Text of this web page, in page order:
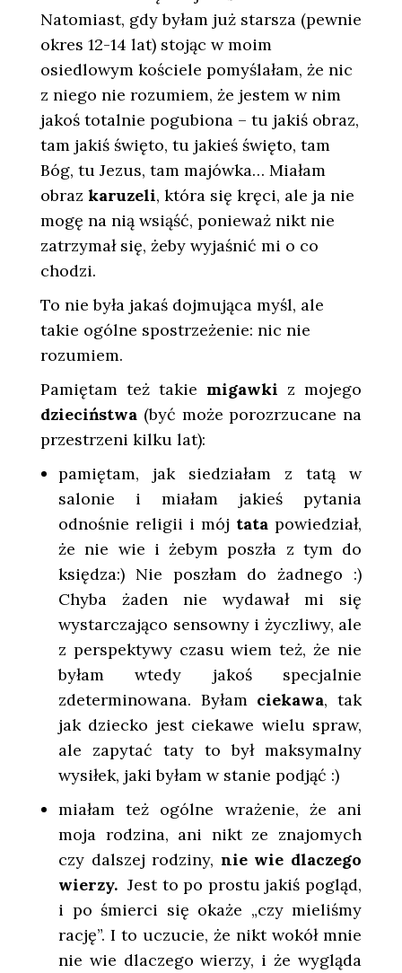
Natomiast, gdy byłam już starsza (pewnie
okres 12-14 lat) stojąc w moim
osiedlowym kościele pomyślałam, że nic
z niego nie rozumiem, że jestem w nim
jakoś totalnie pogubiona – tu jakiś obraz,
tam jakiś święto, tu jakieś święto, tam
Bóg, tu Jezus, tam majówka… Miałam
obraz karuzeli, która się kręci, ale ja nie
mogę na nią wsiąść, ponieważ nikt nie
zatrzymał się, żeby wyjaśnić mi o co
chodzi.
To nie była jakaś dojmująca myśl, ale
takie ogólne spostrzeżenie: nic nie
rozumiem.
Pamiętam też takie migawki z mojego
dzieciństwa (być może porozrzucane na
przestrzeni kilku lat):
pamiętam, jak siedziałam z tatą w
salonie i miałam jakieś pytania
odnośnie religii i mój tata powiedział,
że nie wie i żebym poszła z tym do
księdza:) Nie poszłam do żadnego :)
Chyba żaden nie wydawał mi się
wystarczająco sensowny i życzliwy, ale
z perspektywy czasu wiem też, że nie
byłam wtedy jakoś specjalnie
zdeterminowana. Byłam ciekawa, tak
jak dziecko jest ciekawe wielu spraw,
ale zapytać taty to był maksymalny
wysiłek, jaki byłam w stanie podjąć :)
miałam też ogólne wrażenie, że ani
moja rodzina, ani nikt ze znajomych
czy dalszej rodziny, nie wie dlaczego
wierzy. Jest to po prostu jakiś pogląd,
i po śmierci się okaże „czy mieliśmy
rację”. I to uczucie, że nikt wokół mnie
nie wie dlaczego wierzy, i że wygląda